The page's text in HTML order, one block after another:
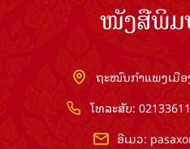
ໜັງສືພິມ
ຖະໜົນກຳແພງເມືອ
ໂທລະສັບ:
ອີເມວ: